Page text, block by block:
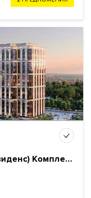
Deco Residence (Деко Резиденс) Комплекс апартаментов